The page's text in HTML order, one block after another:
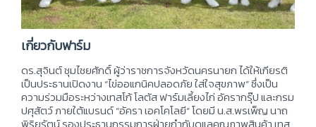
เกี่ยวกับฟาร์ม
ดร.สุจินต์ ชุมไชยศักดิ์ ผู้ว่าราชการจังหวัดนครนายก ได้ให้เกียรติ
เป็นประธานเปิดงาน “ไข่ออแกนิคปลอดภัย ใส่ใจสุขภาพ” ซึ่งเป็น
ความร่วมมือระหว่างเทสโก้ โลตัส ฟาร์มเลี้ยงไก่ อัครากรุ๊ป และกรม
ปศุสัตว์ ภายใต้แบรนด์ “อัครา เอคโคโลยี” โดยมี น.ส.พรเพ็ญ นาถ